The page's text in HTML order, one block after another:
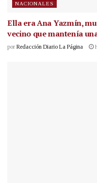
NACIONALES
Ella era Ana Yazmín,
vecino que mantenía
por Redacción Diario La Página